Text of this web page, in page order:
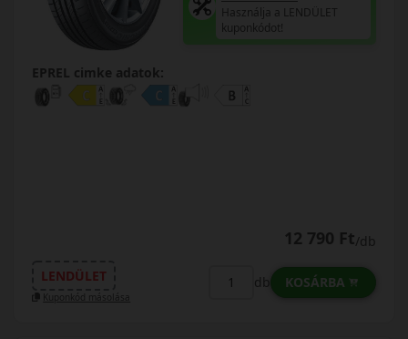
Használja a LENDÜLET
kuponkódot!
EPREL cimke adatok:
12 790 Ft/db
LENDÜLET
Kuponkód másolása
db KOSÁRBA